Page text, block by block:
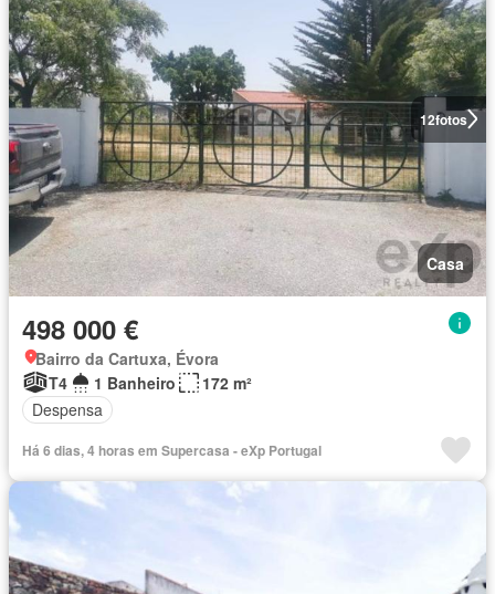
12fotos
Casa
498 000 €
Bairro da Cartuxa, Évora
T4
1 Banheiro
172 m²
Despensa
Há 6 dias, 4 horas em Supercasa - eXp Portugal